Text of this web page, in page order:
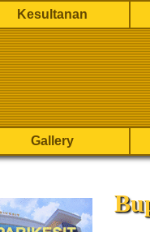
Kesultanan
Gallery